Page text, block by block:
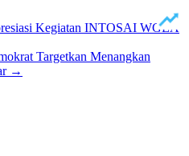
Kegiatan INTOSAI WGEA
Targetkan Menangkan
→